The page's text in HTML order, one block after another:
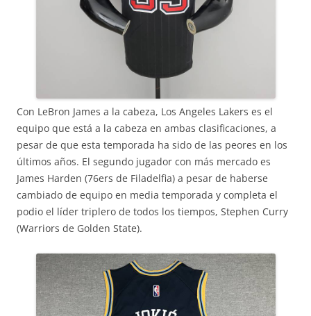
Con LeBron James a la cabeza, Los Angeles Lakers es el
equipo que está a la cabeza en ambas clasificaciones, a
pesar de que esta temporada ha sido de las peores en los
últimos años. El segundo jugador con más mercado es
James Harden (76ers de Filadelfia) a pesar de haberse
cambiado de equipo en media temporada y completa el
podio el líder triplero de todos los tiempos, Stephen Curry
(Warriors de Golden State).